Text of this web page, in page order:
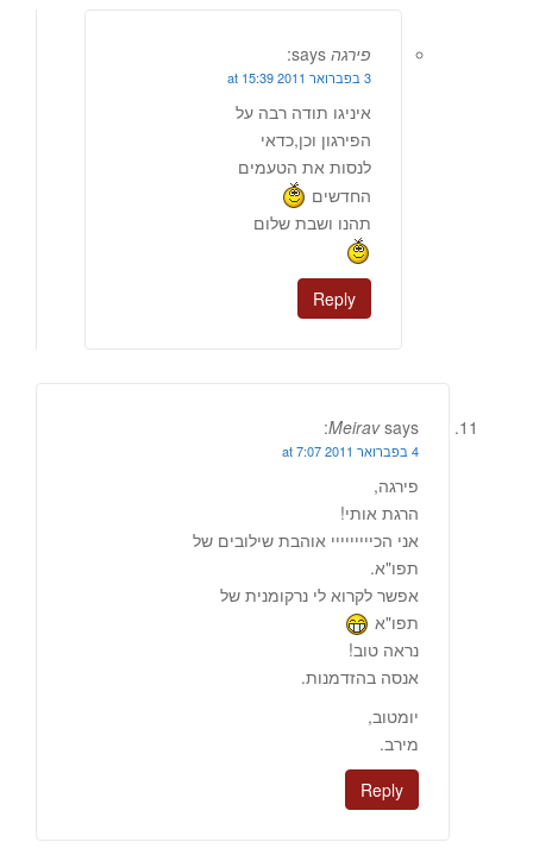
פירגה says:
3 בפברואר 2011 at 15:39
איניגו תודה רבה על
הפירגון וכן,כדאי
לנסות את הטעמים
החדשים
תהנו ושבת שלום
Reply
Meirav says:
4 בפברואר 2011 at 7:07
פירגה,
הרגת אותי!
אני הכייייייייי אוהבת שילובים של
תפו"א.
אפשר לקרוא לי נרקומנית של
תפו"א
נראה טוב!
אנסה בהזדמנות.
יומטוב,
מירב.
Reply